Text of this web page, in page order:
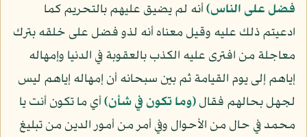
فضل على الناس﴾أنه لم يضيق عليهم بالتحريم كما
ادعيتم ذلك عليه وقيل معناه أنه لذو فضل على خلقه بترك
معاجلة من افترى عليه الكذب بالعقوبة في الدنيا وإمهاله
إياهم إلى يوم القيامة ثم بين سبحانه أن إمهاله إياهم ليس
لجهل بحالهم فقال﴿وما تكون في شأن﴾أي ما تكون أنت يا
محمد في حال من الأحوال وفي أمر من أمور الدين من تبليغ